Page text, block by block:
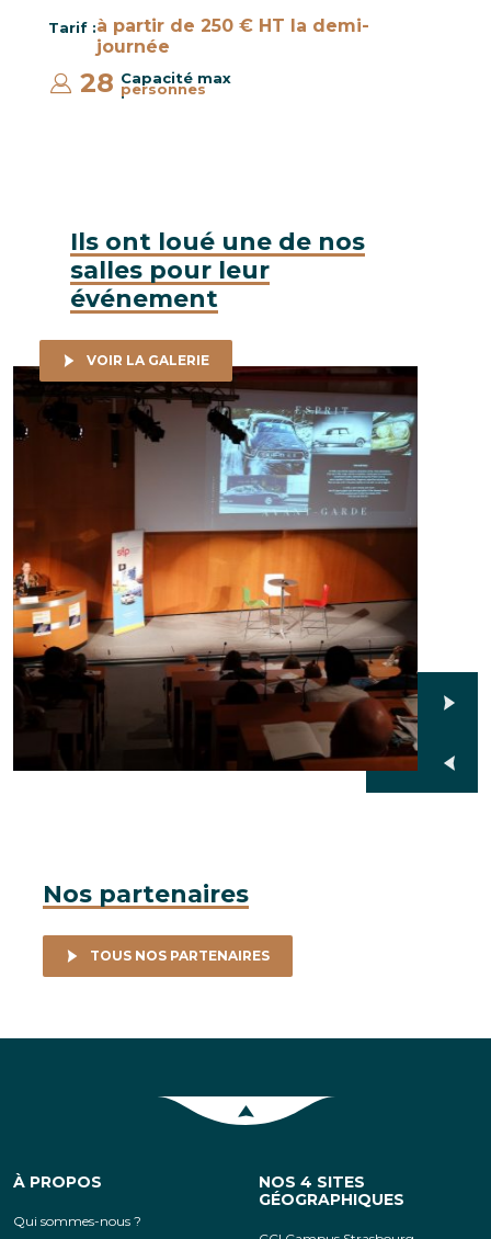
Tarif :à partir de 250 € HT la demi-
journée
Capacité max
:
28 personnes
Ils ont loué une de nos
salles pour leur
événement
VOIR LA GALERIE
Ludus Events - Start To Play 2018, 23 août 2018 © Bartosch
Nos partenaires
TOUS NOS PARTENAIRES
Retour en haut de la page
À PROPOS
Qui sommes-nous ?
NOS 4 SITES
GÉOGRAPHIQUES